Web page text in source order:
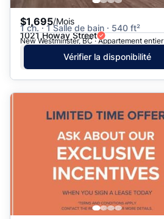
$1,695/Mois
1 ch. · 1 Salle de bain · 540 ft²
1021 Howay Street
New Westminster, BC · Appartement entier
Vérifier la disponibilité